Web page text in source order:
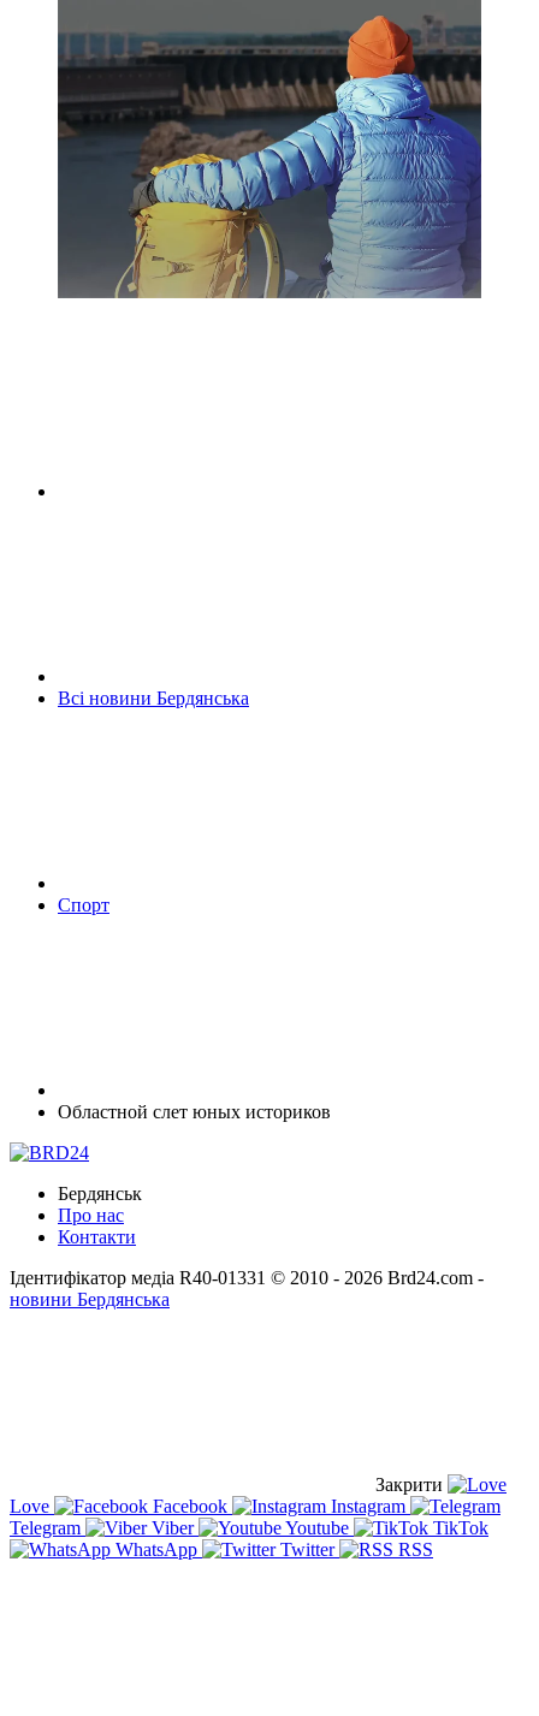
Всі новини Бердянська
Спорт
Областной слет юных историков
Бердянськ
Про нас
Контакти
Ідентифікатор медіа R40-01331 © 2010 - 2026 Brd24.com -
новини Бердянська
Закрити
Love
Facebook
Instagram
Telegram
Viber Youtube
TikTok
WhatsApp
Twitter RSS